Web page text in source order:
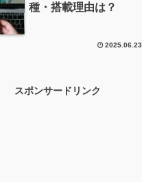
種・搭載理由は？
2025.06.23
スポンサードリンク